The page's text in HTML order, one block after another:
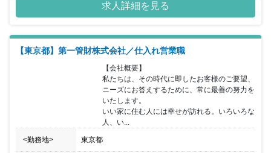
求人詳細を見る
【東京都】第一管財株式会社／仕入れ営業職
【会社概要】
私たちは、その時代に即したお客様のご要望、
ニーズにお答えするために、常に最善の努力を
いたします。
いい家に住む人には幸せが訪れる。いろいろな
人、い...
<勤務地> 東京都